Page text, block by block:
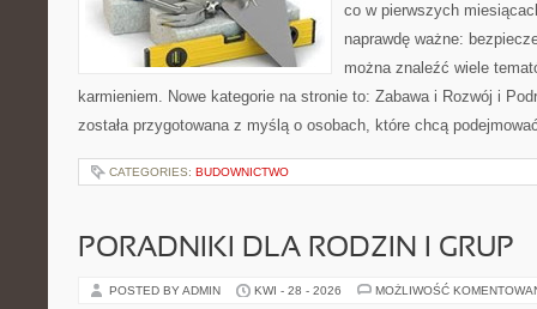
co w pierwszych
naprawdę ważne:
można znaleźć wiele
karmieniem. Nowe kategorie na stronie to: Zabawa i Rozwój i
została przygotowana z myślą o osobach, które chcą
CATEGORIES: BUDOWNICTWO
PORADNIKI DLA RODZIN I GRUP
POSTED BY ADMIN KWI - 28 - 2026 MOŻLIWOŚĆ